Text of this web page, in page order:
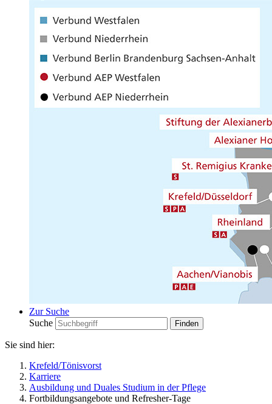
Zur Suche
Suche
Sie sind hier:
Krefeld/Tönisvorst
Karriere
Ausbildung und Duales Studium in der Pflege
Fortbildungsangebote und Refresher-Tage